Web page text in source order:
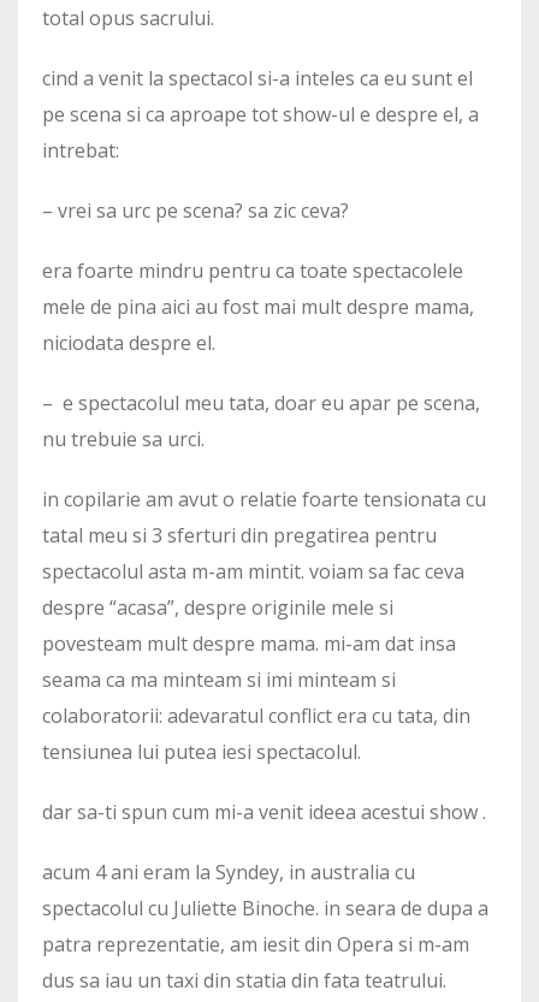
total opus sacrului.
cind a venit la spectacol si-a inteles ca eu sunt el
pe scena si ca aproape tot show-ul e despre el, a
intrebat:
– vrei sa urc pe scena? sa zic ceva?
era foarte mindru pentru ca toate spectacolele
mele de pina aici au fost mai mult despre mama,
niciodata despre el.
– e spectacolul meu tata, doar eu apar pe scena,
nu trebuie sa urci.
in copilarie am avut o relatie foarte tensionata cu
tatal meu si 3 sferturi din pregatirea pentru
spectacolul asta m-am mintit. voiam sa fac ceva
despre “acasa”, despre originile mele si
povesteam mult despre mama. mi-am dat insa
seama ca ma minteam si imi minteam si
colaboratorii: adevaratul conflict era cu tata, din
tensiunea lui putea iesi spectacolul.
dar sa-ti spun cum mi-a venit ideea acestui show .
acum 4 ani eram la Syndey, in australia cu
spectacolul cu Juliette Binoche. in seara de dupa a
patra reprezentatie, am iesit din Opera si m-am
dus sa iau un taxi din statia din fata teatrului.